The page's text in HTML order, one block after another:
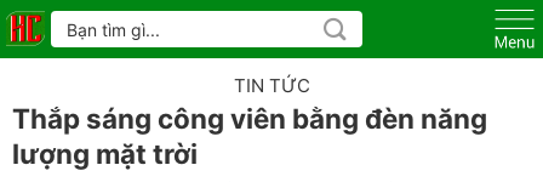
Skip
to
Tìm
kiếm:
TIN TỨC
Thắp sáng công viên bằng đèn năng
lượng mặt trời